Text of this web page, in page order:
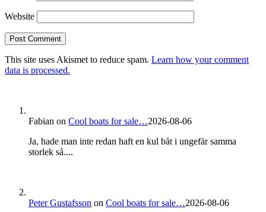
Website
This site uses Akismet to reduce spam. Learn how your comment
data is processed.
Fabian on Cool boats for sale…2026-08-06
Ja, hade man inte redan haft en kul båt i ungefär samma
storlek så....
Peter Gustafsson on Cool boats for sale…2026-08-06